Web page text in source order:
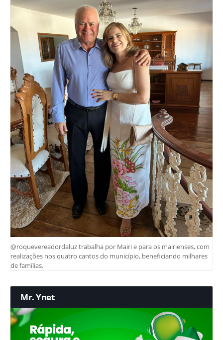
@roquevereadordaluz trabalha por Mairi e para os mairienses, com
realizações nos quatro cantos do município, beneficiando milhares
de famílias.
Mr. Ynet